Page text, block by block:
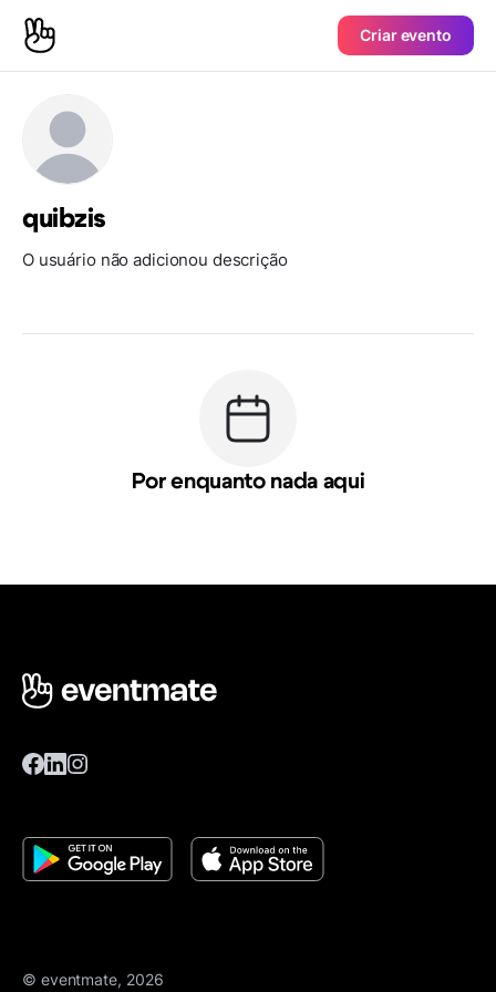
Criar evento
quibzis
O usuário não adicionou descrição
Por enquanto nada aqui
© eventmate, 2026